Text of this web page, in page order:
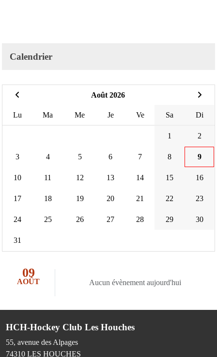
Calendrier
Août 2026
Lu Ma Me Je Ve Sa Di
1 2
3 4 5 6 7 8 9
10 11 12 13 14 15 16
17 18 19 20 21 22 23
24 25 26 27 28 29 30
31
09
AOÛT Aucun évènement aujourd'hui
HCH-Hockey Club Les Houches
55, avenue des Alpages
74310 LES HOUCHES